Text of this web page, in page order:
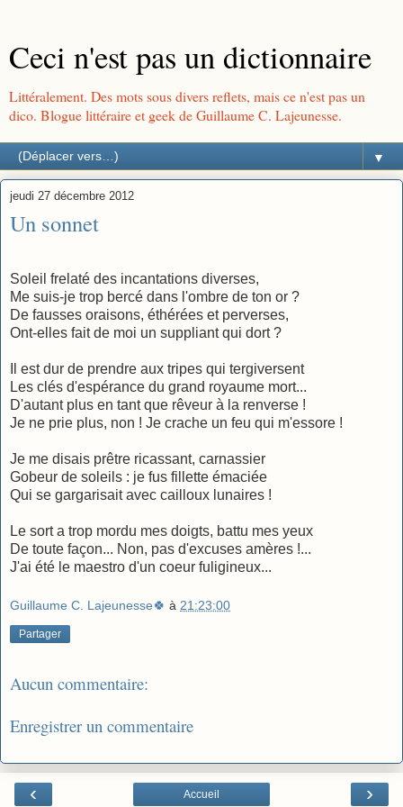
Ceci n'est pas un dictionnaire
Littéralement. Des mots sous divers reflets, mais ce n'est pas un
dico. Blogue littéraire et geek de Guillaume C. Lajeunesse.
▼
jeudi 27 décembre 2012
Un sonnet
Soleil frelaté des incantations diverses,
Me suis-je trop bercé dans l'ombre de ton or ?
De fausses oraisons, éthérées et perverses,
Ont-elles fait de moi un suppliant qui dort ?
Il est dur de prendre aux tripes qui tergiversent
Les clés d'espérance du grand royaume mort...
D'autant plus en tant que rêveur à la renverse !
Je ne prie plus, non ! Je crache un feu qui m'essore !
Je me disais prêtre ricassant, carnassier
Gobeur de soleils : je fus fillette émaciée
Qui se gargarisait avec cailloux lunaires !
Le sort a trop mordu mes doigts, battu mes yeux
De toute façon... Non, pas d'excuses amères !...
J'ai été le maestro d'un coeur fuligineux...
Guillaume C. Lajeunesse🍀 à 21:23:00
Partager
Aucun commentaire:
Enregistrer un commentaire
‹ ›
Accueil